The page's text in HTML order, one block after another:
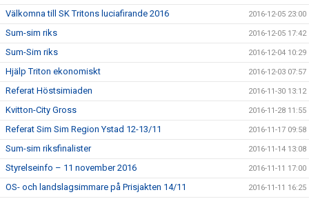
Välkomna till SK Tritons luciafirande 2016 2016-12-05 23:00
Sum-sim riks 2016-12-05 17:42
Sum-Sim riks 2016-12-04 10:29
Hjälp Triton ekonomiskt 2016-12-03 07:57
Referat Höstsimiaden 2016-11-30 13:12
Kvitton-City Gross 2016-11-28 11:55
Referat Sim Sim Region Ystad 12-13/11 2016-11-17 09:58
Sum-sim riksfinalister 2016-11-14 13:08
Styrelseinfo – 11 november 2016 2016-11-11 17:00
OS- och landslagsimmare på Prisjakten 14/11 2016-11-11 16:25